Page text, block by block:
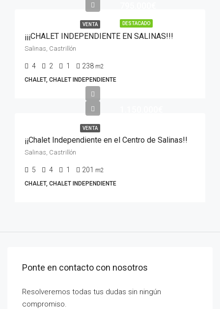
DESTACADO
VENTA
¡¡¡CHALET INDEPENDIENTE EN SALINAS!!!
Salinas, Castrillón
4 2 1 238 m2
CHALET, CHALET INDEPENDIENTE
VENTA
¡¡Chalet Independiente en el Centro de Salinas!!
Salinas, Castrillón
5 4 1 201 m2
CHALET, CHALET INDEPENDIENTE
Ponte en contacto con nosotros
Resolveremos todas tus dudas sin ningún
compromiso.